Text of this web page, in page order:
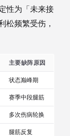
性为「未来接
松频繁受伤，
主要缺阵原因
状态巅峰期
赛季中段腿筋
多次伤病轮换
腿筋反复